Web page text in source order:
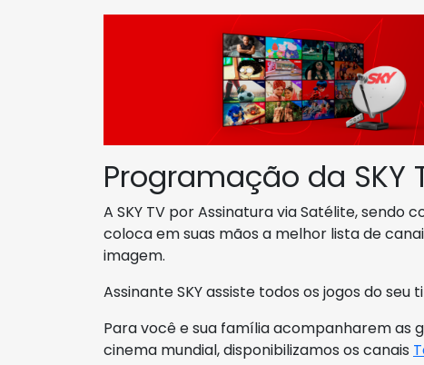
Programação da SKY
A SKY TV por Assinatura via Satélite,
coloca em suas mãos a melhor lista de
imagem.
Assinante SKY assiste todos os jogos do
Para você e sua família acompanharem as
cinema mundial, disponibilizamos os canais